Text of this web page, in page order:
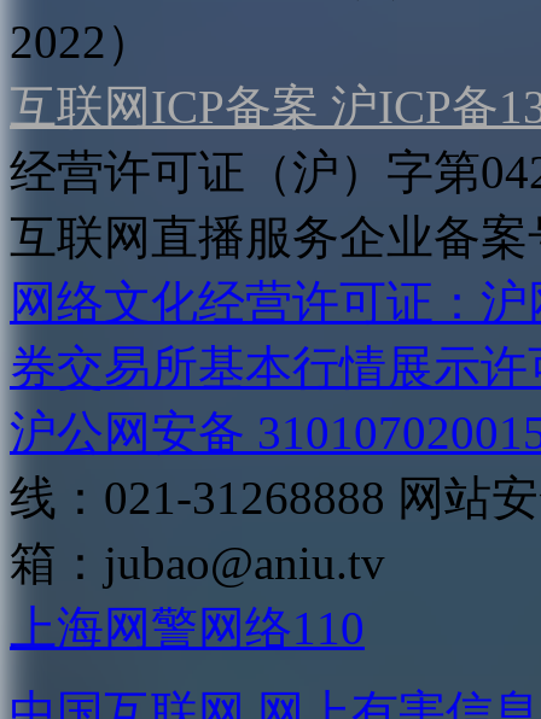
2022）
互联网ICP备案 沪ICP备
经营许可证（沪）字第
互联网直播服务企业备案
网络文化经营许可证：
券交易所基本行情展示许
沪公网安备
线：021-31268888 网站
箱： jubao@aniu.tv
上海网警网络110